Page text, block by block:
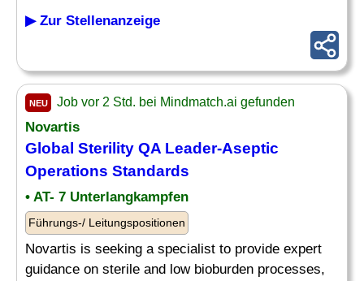
▶ Zur Stellenanzeige
NEU Job vor 2 Std. bei Mindmatch.ai gefunden
Novartis
Global Sterility QA Leader-Aseptic
Operations Standards
• AT- 7 Unterlangkampfen
Führungs-/ Leitungspositionen
Novartis is seeking a specialist to provide expert
guidance on sterile and low bioburden processes,